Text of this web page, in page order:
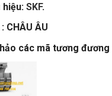
hiệu: SKF.
CHÂU ÂU
các mã tương đương